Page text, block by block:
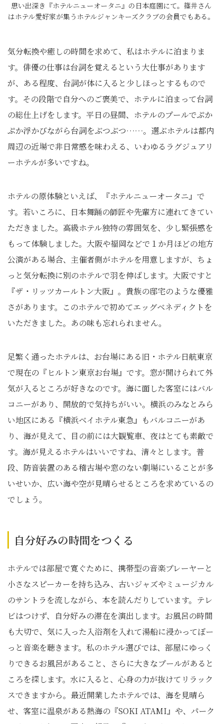
思い出深き『ホテルニューオータニ』の日本庭園にて。篠井さん
はホテル愛好家が集うホテルジャンキーズクラブの会員でもある。
気分転換や癒しの時間を求めて、私はホテルに泊まりま
す。俳優の仕事は台詞を覚えるという大仕事があります
が、ある程度、台詞が体に入ると少しほっとするもので
す。その段階で自分へのご褒美で、ホテルに泊まって台詞
の総仕上げをします。平日の昼間、ホテルのプールでぷか
ぷか浮かびながら台詞をぶつぶつ……。選ぶホテルは都内
周辺の近場で非日常感を味わえる、いわゆるラグジュアリ
ーホテルが多いですね。
ホテルの原体験といえば、『ホテルニューオータニ』で
す。若いころに、日本舞踊の師匠や先輩方に連れてきてい
ただきました。高級ホテル独特の雰囲気を、少し緊張感を
もって体験しました。大阪や福岡などで１か月ほどの地方
公演がある場合、主催者側がホテルを用意しますが、ちょ
っと気分転換に別のホテルで羽を伸ばします。大阪ですと
『ザ・リッツカールトン大阪』。貴族の邸宅のような優雅
さがあります。このホテルで初めてエッグベネディクトを
いただきました。あの味も忘れられません。
足繁く通ったホテルは、お台場にある旧・ホテル日航東京
で現在の『ヒルトン東京お台場』です。窓が開けられて外
気が入るところが好きなのです。海に面した客室にはバル
コニーがあり、開放的で気持ちがいい。横浜のみなとみら
い地区にある『横浜ベイホテル東急』もバルコニーがあ
り、海が見えて、目の前には大観覧車、夜はとても素敵で
す。海が見えるホテルはいいですね、清々とします。普
段、防音装置のある稽古場や窓のない劇場にいることが多
いせいか、広い海や空が見晴らせるところを求めているの
でしょう。
自分好みの時間をつくる
ホテルでは部屋で寛ぐために、携帯型の音楽プレーヤーと
小さなスピーカーを持ち込み、古いジャズやミュージカル
のサントラを流しながら、本を読んだりしています。テレ
ビはつけず、自分好みの滞在を演出します。お風呂の時間
も大切で、気に入った入浴剤を入れて湯船に浸かってぼー
っと音楽を聴きます。私のホテル選びでは、部屋にゆっく
りできるお風呂があること、さらに大きなプールがあると
ころを探します。水に入ると、心身の力が抜けてリラック
スできますから。最近開業したホテルでは、海を見晴ら
せ、客室に温泉がある熱海の『SOKI ATAMI』や、パーク